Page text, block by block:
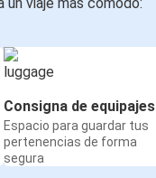
Consigna de equipajes
Espacio para guardar tus
pertenencias de forma
segura